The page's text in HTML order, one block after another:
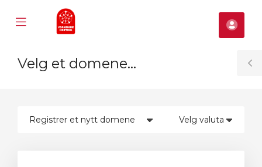
Mobile
Velg et domene...